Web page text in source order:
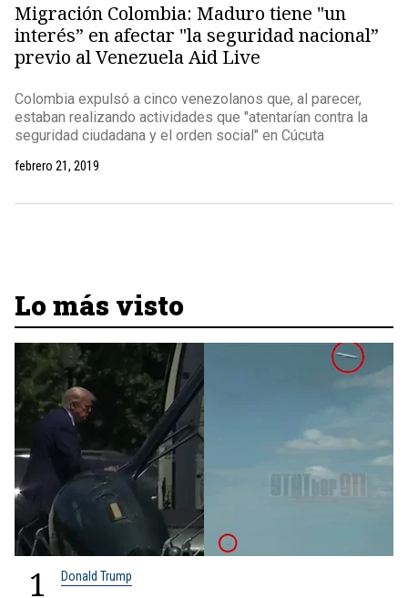
Migración Colombia: Maduro tiene "un
interés” en afectar "la seguridad nacional”
previo al Venezuela Aid Live
Colombia expulsó a cinco venezolanos que, al parecer,
estaban realizando actividades que "atentarían contra la
seguridad ciudadana y el orden social" en Cúcuta
febrero 21, 2019
Lo más visto
1 Donald Trump